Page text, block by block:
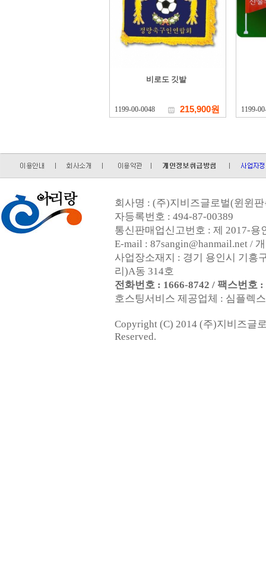
비로도 깃발
1199-00-0048 215,900원 1199-
회사명 : (주)지비즈글로벌(윈윈
자등록번호 : 494-87-00389
통신판매업신고번호 : 제 2017-용
E-mail : 87sangin@hanmail.net /
사업장소재지 : 경기 용인시 기흥
리)A동 314호
전화번호 : 1666-8742 / 팩스번호 :
호스팅서비스 제공업체 : 심플렉
Copyright (C) 2014 (주)지비즈글
Reserved.